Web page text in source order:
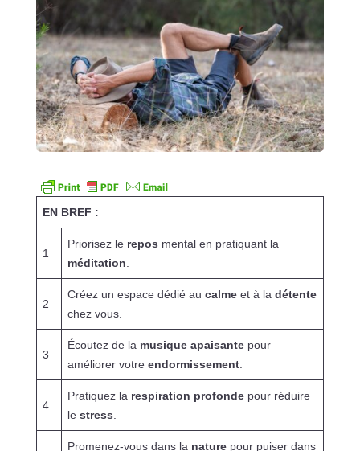
EN BREF :
1
Priorisez le repos mental en pratiquant la
méditation
2
Créez un espace dédié au calmeet à la détente
chez vous.
3
Écoutez de la musique apaisantepour
améliorer votre endormissement.
4
Pratiquez la respiration profondepour réduire
le stress
Promenez-vous dans la naturepour puiser dans